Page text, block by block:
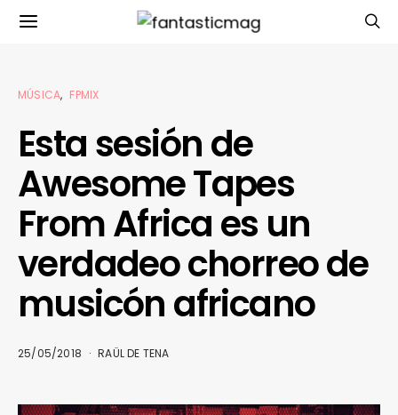
MÚSICA FPMIX
Esta sesión de
Awesome Tapes
From Africa es un
verdadeo chorreo de
musicón africano
25/05/2018 RAÜL DE TENA